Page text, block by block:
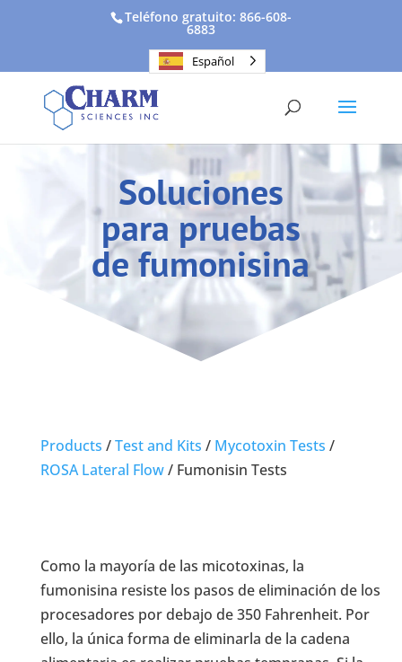
Teléfono gratuito: 866-608-
6883
Español
Soluciones
para pruebas
de fumonisina
Products /Test and Kits / Mycotoxin Tests /
ROSA Lateral Flow/ Fumonisin Tests
Como la mayoría de las micotoxinas, la
fumonisina resiste los pasos de eliminación de los
procesadores por debajo de 350 Fahrenheit. Por
ello, la única forma de eliminarla de la cadena